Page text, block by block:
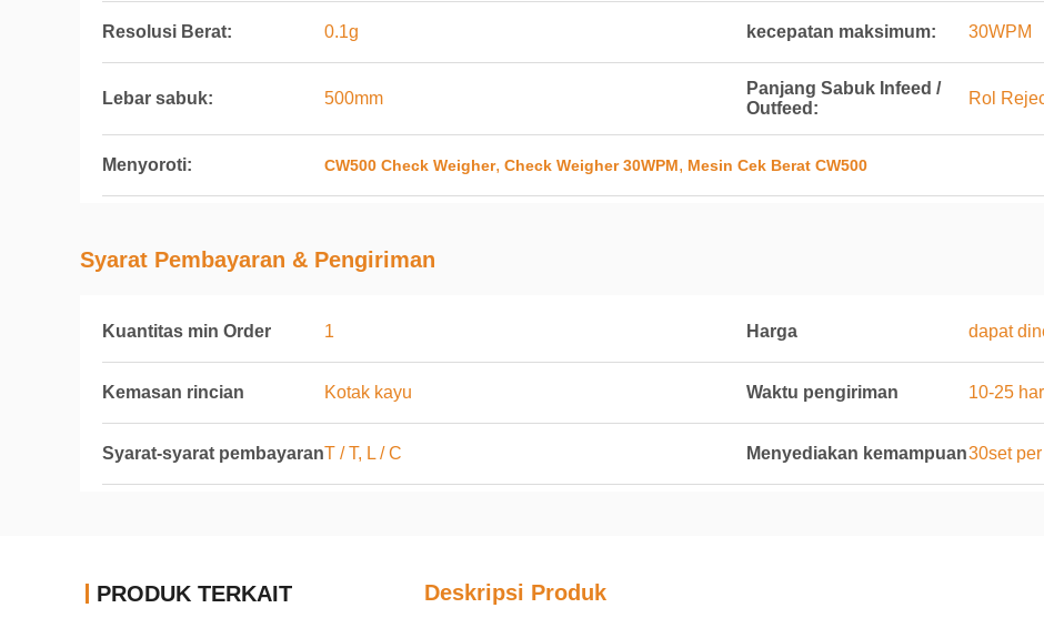
Resolusi Berat: 0.1g kecepatan maksimum: 30WPM
Lebar sabuk: 500mm
Panjang Sabuk Infeed /
Outfeed:
Rol
Menyoroti: CW500 Check Weigher, Check Weigher 30WPM, Mesin Cek Berat CW500
Syarat Pembayaran & Pengiriman
Kuantitas min Order 1 Harga dapat
Kemasan rincian Kotak kayu Waktu pengiriman 10-25
Syarat-syarat pembayaranT / T, L / C Menyediakan kemampuan30set
PRODUK TERKAIT Deskripsi Produk